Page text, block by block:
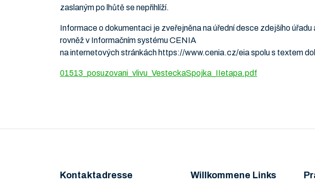
zaslaným po lhůtě se nepřihlíží.
Informace o dokumentaci je zveřejněna na úřední desce zdejšího
rovněž v Informačním systému CENIA
na internetových stránkách https://www.cenia.cz/eia spolu s textem
01513_posuzovani_vlivu_VesteckaSpojka_IIetapa.pdf
Kontaktadresse Willkommene Links